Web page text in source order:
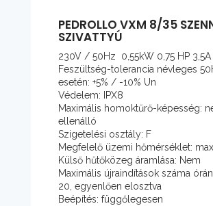
PEDROLLO VXM 8/35
SZIVATTYÚ
230V / 50Hz 0,55kW 0,75 HP 3,5A
Feszültség-tolerancia névleges
esetén: +5% / -10% Un
Védelem: IPX8
Maximális homoktűrő-képesség:
ellenálló
Szigetelési osztály: F
Megfelelő üzemi hőmérséklet:
Külső hűtőközeg áramlása: Nem
Maximális újraindítások száma
20, egyenlően elosztva
Beépítés: függőlegesen